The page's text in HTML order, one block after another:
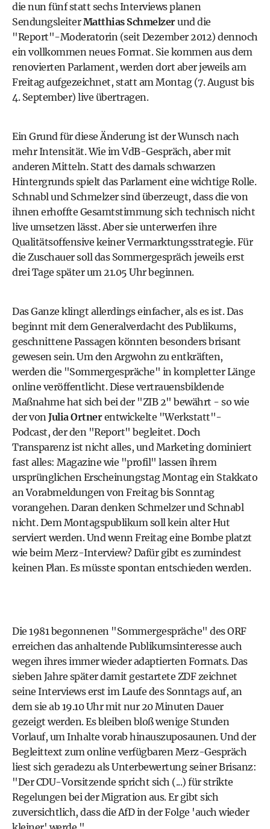
die nun fünf statt sechs Interviews planen
SendungsleiterMatthias Schmelzerund die
"Report"-Moderatorin (seit Dezember 2012) dennoch
ein vollkommen neues Format. Sie kommen aus dem
renoviertenParlament, werden dort aber jeweils am
Freitag aufgezeichnet, statt am Montag (7. August bis
4. September) live übertragen.
Ein Grund für diese Änderung ist der Wunsch nach
mehr Intensität. Wie im VdB-Gespräch, aber mit
anderen Mitteln. Statt des damals schwarzen
Hintergrunds spielt das Parlament eine wichtige Rolle.
Schnabl und Schmelzer sind überzeugt, dass die von
ihnen erhoffte Gesamtstimmung sich technisch nicht
live umsetzen lässt. Aber sie unterwerfen ihre
Qualitätsoffensive keiner Vermarktungsstrategie. Für
die Zuschauer soll das Sommergespräch jeweils erst
drei Tage später um 21.05 Uhr beginnen.
Das Ganze klingt allerdings einfacher, als es ist. Das
beginnt mit dem Generalverdacht des Publikums,
geschnittene Passagen könnten besonders brisant
gewesen sein. Um den Argwohn zu entkräften,
werden die "Sommergespräche" in kompletter Länge
online veröffentlicht. Diese vertrauensbildende
Maßnahme hat sich bei der "ZIB 2" bewährt - so wie
der vonJulia Ortnerentwickelte "Werkstatt"-
Podcast, der den "Report" begleitet. Doch
Transparenz ist nicht alles, und Marketing dominiert
fast alles: Magazine wie "profil" lassen ihrem
ursprünglichen Erscheinungstag Montag ein Stakkato
an Vorabmeldungen von Freitag bis Sonntag
vorangehen. Daran denken Schmelzer und Schnabl
nicht. Dem Montagspublikum soll kein alter Hut
serviert werden. Und wenn Freitag eine Bombe platzt
wie beim Merz-Interview? Dafür gibt es zumindest
keinen Plan. Es müsste spontan entschieden werden.
Die 1981 begonnenen "Sommergespräche" des ORF
erreichen das anhaltende Publikumsinteresse auch
wegen ihres immer wieder adaptierten Formats. Das
sieben Jahre später damit gestartete ZDF zeichnet
seine Interviews erst im Laufe des Sonntags auf, an
dem sie ab 19.10 Uhr mit nur 20 Minuten Dauer
gezeigt werden. Es bleiben bloß wenige Stunden
Vorlauf, um Inhalte vorab hinauszuposaunen. Und der
Begleittext zum online verfügbaren Merz-Gespräch
liest sich geradezu als Unterbewertung seiner Brisanz:
"Der CDU-Vorsitzende spricht sich (...) für strikte
Regelungen bei der Migration aus. Er gibt sich
zuversichtlich, dass die AfD in der Folge 'auch wieder